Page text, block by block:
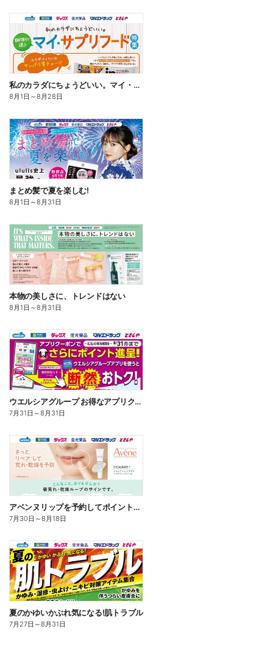
私のカラダにちょうどいい。マイ・サプリフード
8月1日 ～8月28日
まとめ髪で夏を楽しむ!
8月1日 ～8月31日
本物の美しさに、トレンドはない
8月1日 ～8月31日
ウエルシアグループ お得なアプリクーポン
7月31日 ～8月31日
アベンヌリップを予約してポイントゲット!
7月30日 ～8月18日
夏のかゆいかぶれ気になる!肌トラブル
7月27日 ～8月31日